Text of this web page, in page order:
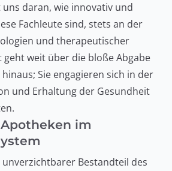
daran, wie innovativ und
Fachleute sind, stets an der
und therapeutischer
geht weit über die bloße Abgabe
Sie engagieren sich in der
und Erhaltung der Gesundheit
im
Bestandteil des